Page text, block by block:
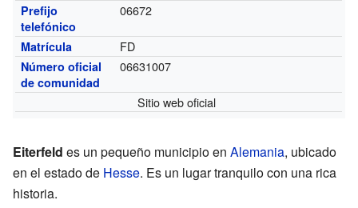
Prefijo
telefónico
06672
Matrícula FD
Número oficial
de comunidad
06631007
Sitio web oficial
Eiterfeld es un pequeño municipio en Alemania, ubicado
en el estado de Hesse. Es un lugar tranquilo con una rica
historia.